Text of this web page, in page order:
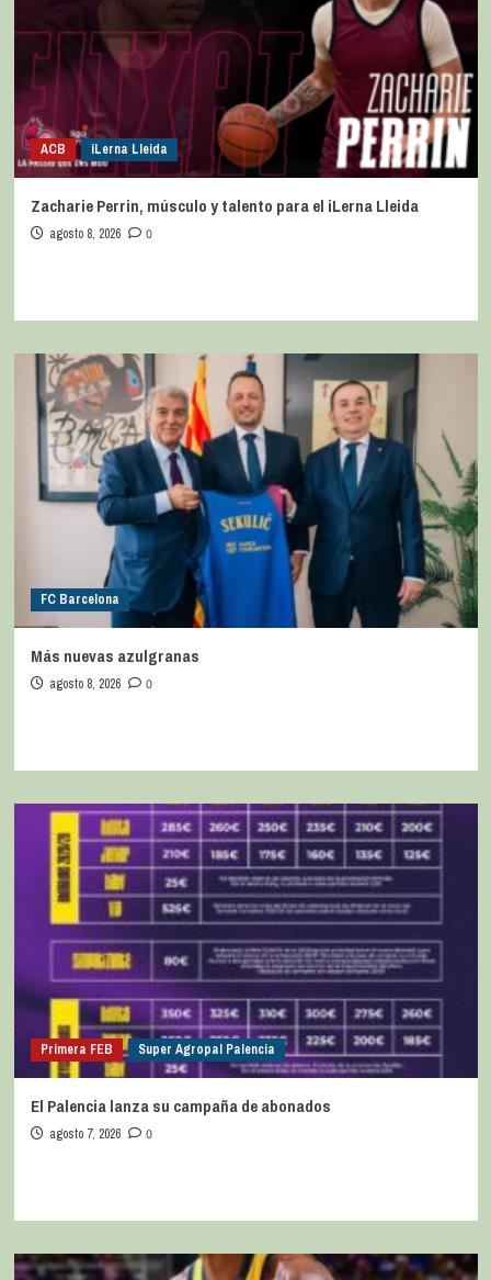
ACB iLerna Lleida
Zacharie Perrin, músculo y talento para el iLerna Lleida
agosto 8, 2026 0
FC Barcelona
Más nuevas azulgranas
agosto 8, 2026 0
Primera FEB Super Agropal Palencia
El Palencia lanza su campaña de abonados
agosto 7, 2026 0